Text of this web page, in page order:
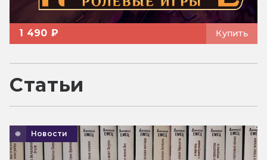
1 490 ₽ Купить
Статьи
Новости